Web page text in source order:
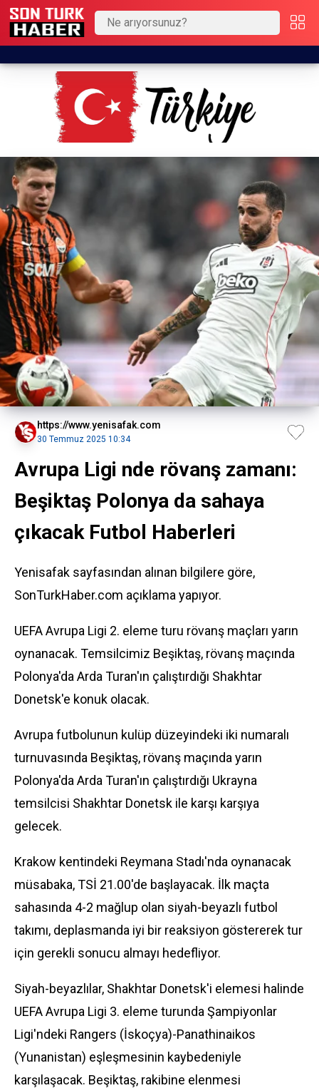
https://www.yenisafak.com
30 Temmuz 2025 10:34
Avrupa Ligi nde rövanş zamanı:
Beşiktaş Polonya da sahaya
çıkacak Futbol Haberleri
Yenisafak sayfasından alınan bilgilere göre,
SonTurkHaber.com açıklama yapıyor.
UEFA Avrupa Ligi 2. eleme turu rövanş maçları yarın
oynanacak. Temsilcimiz Beşiktaş, rövanş maçında
Polonya'da Arda Turan'ın çalıştırdığı Shakhtar
Donetsk'e konuk olacak.
Avrupa futbolunun kulüp düzeyindeki iki numaralı
turnuvasında Beşiktaş, rövanş maçında yarın
Polonya'da Arda Turan'ın çalıştırdığı Ukrayna
temsilcisi Shakhtar Donetsk ile karşı karşıya
gelecek.
Krakow kentindeki Reymana Stadı'nda oynanacak
müsabaka, TSİ 21.00'de başlayacak. İlk maçta
sahasında 4-2 mağlup olan siyah-beyazlı futbol
takımı, deplasmanda iyi bir reaksiyon göstererek tur
için gerekli sonucu almayı hedefliyor.
Siyah-beyazlılar, Shakhtar Donetsk'i elemesi halinde
UEFA Avrupa Ligi 3. eleme turunda Şampiyonlar
Ligi'ndeki Rangers (İskoçya)-Panathinaikos
(Yunanistan) eşleşmesinin kaybedeniyle
karşılaşacak. Beşiktaş, rakibine elenmesi